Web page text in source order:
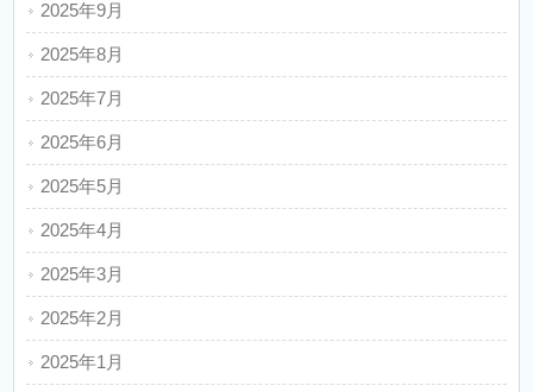
2025年9月
2025年8月
2025年7月
2025年6月
2025年5月
2025年4月
2025年3月
2025年2月
2025年1月